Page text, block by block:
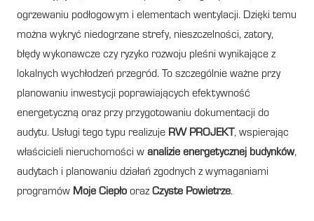
ogrzewaniu podłogowym i elementach wentylacji. Dzięki temu
można wykryć niedogrzane strefy, nieszczelności, zatory,
błędy wykonawcze czy ryzyko rozwoju pleśni wynikające z
lokalnych wychłodzeń przegród. To szczególnie ważne przy
planowaniu inwestycji poprawiających efektywność
energetyczną oraz przy przygotowaniu dokumentacji do
audytu. Usługi tego typu realizuje RW PROJEKT, wspierając
właścicieli nieruchomości w analizie energetycznej budynków,
audytach i planowaniu działań zgodnych z wymaganiami
programów Moje Ciepło oraz Czyste Powietrze.